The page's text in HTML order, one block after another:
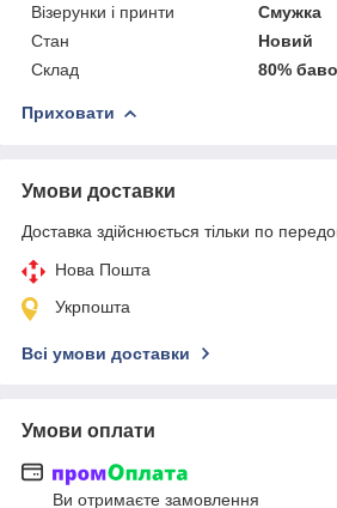
Візерунки і принти
Смужка
Стан
Новий
Склад
80%
Приховати
Умови доставки
Доставка здійснюється тільки по
Нова Пошта
Укрпошта
Всі умови доставки
Умови оплати
Ви отримаєте замовлення